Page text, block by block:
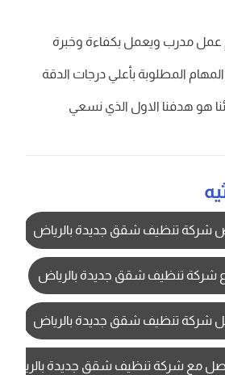
مدرب ويعمل بكفاءة وخبرة
المطلوبة بأعلي درجات الدقة
هو هدفنا الاول الذي نسعي
شركة تنظيف شقق جديدة بالرياض
شركة تنظيف شقق جديدة بالرياض
شركة تنظيف شقق جديدة بالرياض
مع شركة تنظيف شقق جديدة بالرياض